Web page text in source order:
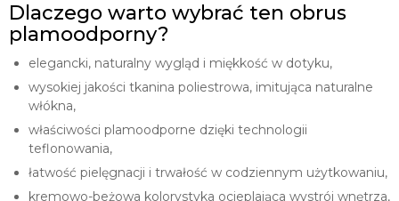
Dlaczego warto wybrać ten obrus
plamoodporny?
elegancki, naturalny wygląd i miękkość w dotyku,
wysokiej jakości tkanina poliestrowa, imitująca naturalne
włókna,
właściwości plamoodporne dzięki technologii
teflonowania,
łatwość pielęgnacji i trwałość w codziennym użytkowaniu,
kremowo-beżowa kolorystyka ocieplająca wystrój wnętrza,